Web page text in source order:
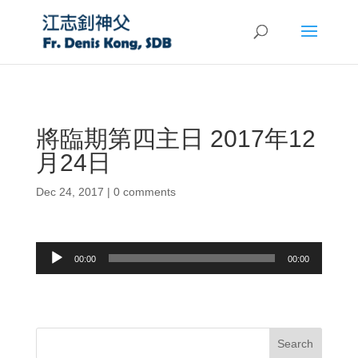
將臨期第四主日 2017年12
月24日
Dec 24, 2017 | 0 comments
Audio
00:00 00:00